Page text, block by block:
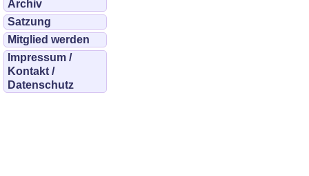
Archiv
Satzung
Mitglied werden
Impressum /
Kontakt /
Datenschutz